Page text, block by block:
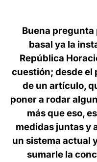
Buena pregunta
basal ya la
República
cuestión; desde el
de un artículo,
poner a rodar
más que eso,
medidas juntas y
un sistema actual
sumarle la